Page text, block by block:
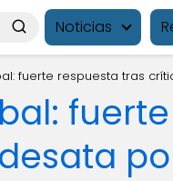
Noticias
fuerte respuesta tras